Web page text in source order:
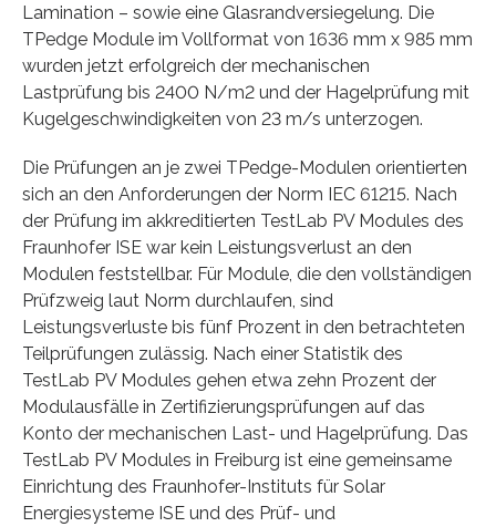
Lamination – sowie eine Glasrandversiegelung. Die
TPedge Module im Vollformat von 1636 mm x 985 mm
wurden jetzt erfolgreich der mechanischen
Lastprüfung bis 2400 N/m2 und der Hagelprüfung mit
Kugelgeschwindigkeiten von 23 m/s unterzogen.
Die Prüfungen an je zwei TPedge-Modulen orientierten
sich an den Anforderungen der Norm IEC 61215. Nach
der Prüfung im akkreditierten TestLab PV Modules des
Fraunhofer ISE war kein Leistungsverlust an den
Modulen feststellbar. Für Module, die den vollständigen
Prüfzweig laut Norm durchlaufen, sind
Leistungsverluste bis fünf Prozent in den betrachteten
Teilprüfungen zulässig. Nach einer Statistik des
TestLab PV Modules gehen etwa zehn Prozent der
Modulausfälle in Zertifizierungsprüfungen auf das
Konto der mechanischen Last- und Hagelprüfung. Das
TestLab PV Modules in Freiburg ist eine gemeinsame
Einrichtung des Fraunhofer-Instituts für Solar
Energiesysteme ISE und des Prüf- und